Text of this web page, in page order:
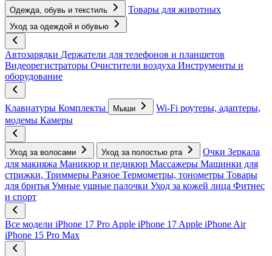
Одежда, обувь и текстиль Товары для животных
Уход за одеждой и обувью
Автозарядки Держатели для телефонов и планшетов
Видеорегистраторы Очистители воздуха Инструменты и
оборудование
Клавиатуры Комплекты Мыши
Wi-Fi роутеры, адаптеры,
модемы Камеры
Уход за волосами Уход за полостью рта Очки Зеркала
для макияжа Маникюр и педикюр Массажеры Машинки для
стрижки, Триммеры Разное Термометры, тонометры Товары
для бритья Умные ушные палочки Уход за кожей лица Фитнес
и спорт
Все модели iPhone 17 Pro Apple iPhone 17 Apple iPhone Air
iPhone 15 Pro Max